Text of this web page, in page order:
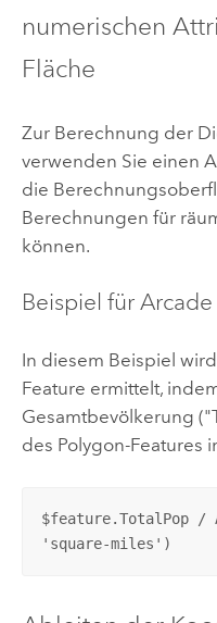
numerischen
Fläche
Zur Berechnung der
verwenden Sie einen
die
Berechnungen für
können.
Beispiel fürArcade
In diesem Beispiel
Feature ermittelt,
Gesamtbevölkerung
des Polygon-Features
$feature.TotalPop /
'square-miles')